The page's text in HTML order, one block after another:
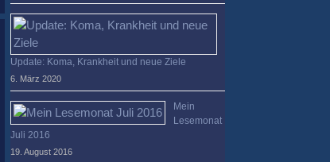
Update: Koma, Krankheit und neue Ziele
6. März 2020
Mein
Lesemonat
Juli 2016
19. August 2016